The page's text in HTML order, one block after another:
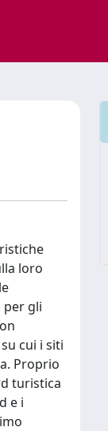
loro
per gli
cui i siti
Proprio
turistica
e i